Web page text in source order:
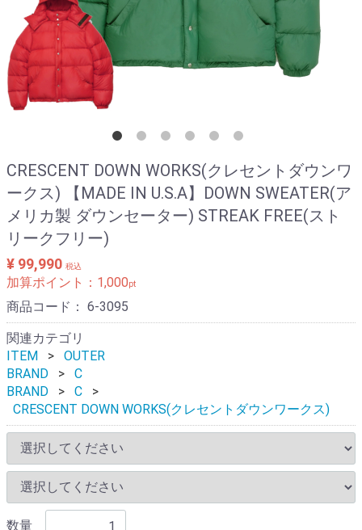
CRESCENT DOWN WORKS(クレセントダウンワ
ークス) 【MADE IN U.S.A】DOWN SWEATER(ア
メリカ製 ダウンセーター) STREAK FREE(スト
リークフリー)
¥ 99,990 税込
加算ポイント： 1,000pt
商品コード： 6-3095
関連カテゴリ
ITEM
OUTER
BRAND
C
BRAND
C
CRESCENT DOWN WORKS(クレセントダウンワークス)
数量